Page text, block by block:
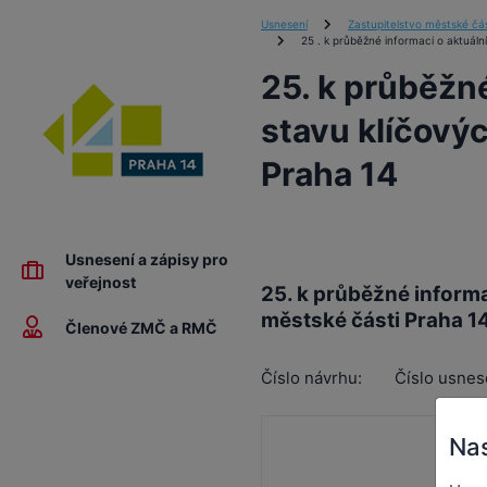
Usnesení a zápisy pro
veřejnost
Členové ZMČ a RMČ
Usnesení Zastupitelstvo městské
25 . k průběžné informaci o
25. k
stavu
Praha 14
25. k průběžné
městské části Praha
Číslo návrhu: Číslo